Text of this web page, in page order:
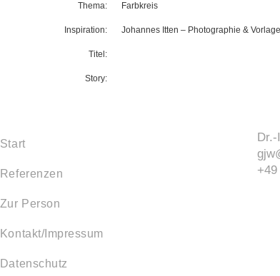
Thema:
Inspiration:
Titel:
Story:
Farbkreis
Johannes Itten – Photographie & Vorlage
Start
Referenzen
Zur Person
Kontakt/Impressum
Datenschutz